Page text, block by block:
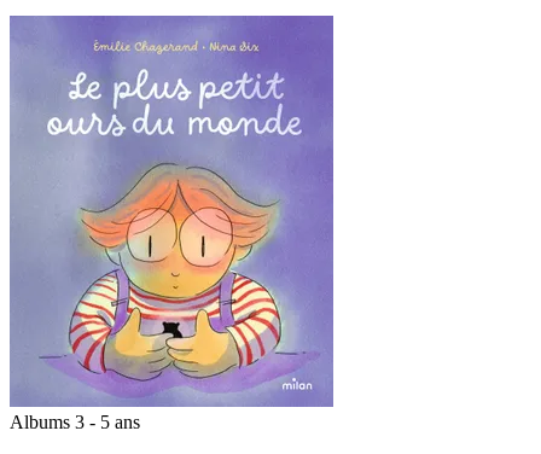
Albums 3 - 5 ans